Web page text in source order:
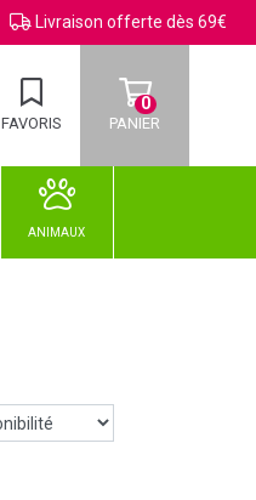
Livraison offerte dès 69€
FAVORIS PANIER
0
ANIMAUX